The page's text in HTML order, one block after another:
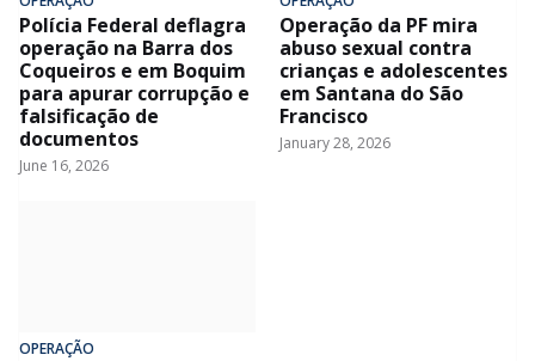
Polícia Federal deflagra
operação na Barra dos
Coqueiros e em Boquim
para apurar corrupção e
falsificação de
documentos
June 16, 2026
Operação da PF mira
abuso sexual contra
crianças e adolescentes
em Santana do São
Francisco
January 28, 2026
OPERAÇÃO